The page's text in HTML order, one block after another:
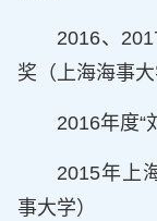
2016、
奖（上海海事大
2016年度“
2015年上
事大学）